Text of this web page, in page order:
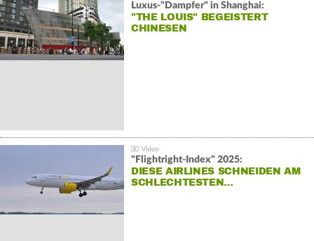
Luxus-"Dampfer" in Shanghai:
"THE LOUIS" BEGEISTERT
CHINESEN
"Flightright-Index" 2025:
DIESE AIRLINES SCHNEIDEN AM
SCHLECHTESTEN…